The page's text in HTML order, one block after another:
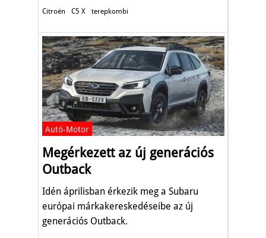
Citroën C5 X terepkombi
Autó-Motor
Megérkezett az új generációs
Outback
Idén áprilisban érkezik meg a Subaru
európai márkakereskedéseibe az új
generációs Outback.